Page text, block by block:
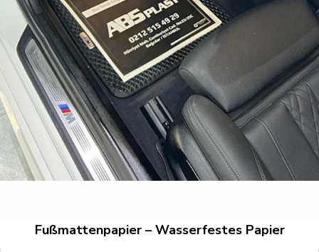
Fußmattenpapier – Wasserfestes Papier